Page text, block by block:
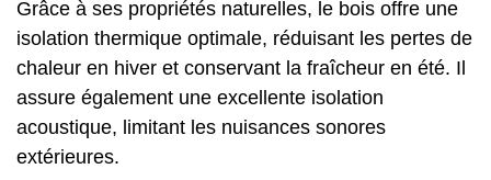
Grâce à ses propriétés naturelles, le bois offre une
isolation thermique optimale, réduisant les pertes de
chaleur en hiver et conservant la fraîcheur en été. Il
assure également une excellente isolation
acoustique, limitant les nuisances sonores
extérieures.